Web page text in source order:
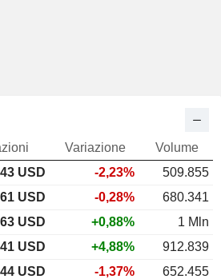
Variazione
Volume
USD -2,23%
509.855
USD -0,28%
680.341
USD +0,88%
1 Mln
USD +4,88%
912.839
USD -1,37% 652.455